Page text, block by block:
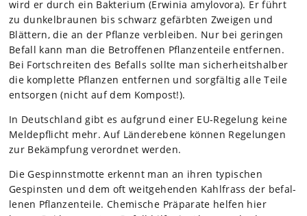
wird er durch ein Bak­te­rium (Erwi­nia amy­lo­vora). Er führt
zu dun­kel­brau­nen bis schwarz gefärb­ten Zwei­gen und
Blät­tern, die an der Pflanze ver­blei­ben. Nur bei gerin­gen
Befall kann man die Betrof­fe­nen Pflan­zen­teile ent­fer­nen.
Bei Fort­schrei­ten des Befalls sollte man sicher­heits­hal­ber
die kom­plette Pflan­zen ent­fer­nen und sorg­fäl­tig alle Teile
ent­sor­gen (nicht auf dem Kom­post!).
In Deutsch­land gibt es auf­grund einer EU-Rege­lung keine
Mel­de­pflicht mehr. Auf Län­der­ebene kön­nen Rege­lun­gen
zur Bekämp­fung ver­ord­net wer­den.
Die Gespinnst­motte erkennt man an ihren typi­schen
Gespins­ten und dem oft weit­ge­hen­den Kahl­frass der befal­
le­nen Pflan­zen­teile. Che­mi­sche Prä­pa­rate hel­fen hier